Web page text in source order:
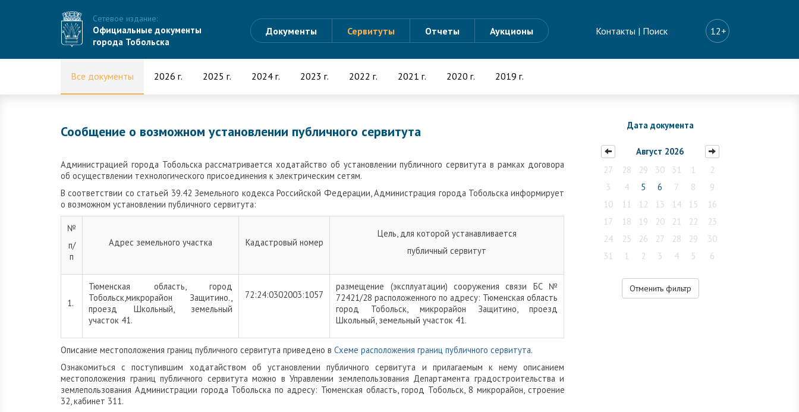
Сетевое издание:
Официальные документы
города Тобольска
Документы Сервитуты Отчеты Аукционы Контакты | Поиск 12+
Все документы 2026 г. 2025 г. 2024 г. 2023 г. 2022 г. 2021 г. 2020 г. 2019 г.
Сообщение о возможном установлении публичного сервитута
Администрацией города Тобольска рассматривается ходатайство об установлении публичного сервитута в рамках договора
об осуществлении технологического присоединения к электрическим сетям.
В соответствии со статьей 39.42 Земельного кодекса Российской Федерации, Администрация города Тобольска информирует
о возможном установлении публичного сервитута:
№
п/
п
Адрес земельного участка Кадастровый номер
Цель, для которой устанавливается
публичный сервитут
1.
Тюменская область, город
Тобольск,микрорайон Защитино.,
проезд Школьный, земельный
участок 41.
72:24:0302003:1057
размещение (эксплуатации) сооружения связи БС №
72421/28 расположенного по адресу: Тюменская область
город Тобольск, микрорайон Защитино, проезд
Школьный, земельный участок 41.
Описание местоположения границ публичного сервитута приведено в Схеме расположения границ публичного сервитута.
Ознакомиться с поступившим ходатайством об установлении публичного сервитута и прилагаемым к нему описанием
местоположения границ публичного сервитута можно в Управлении землепользования Департамента градостроительства и
землепользования Администрации города Тобольска по адресу: Тюменская область, город Тобольск, 8 микрорайон, строение
32, кабинет 311.
Дата документа
Август 2026
27
28 29 30 31 1
2
3
4 5 6 7 8
9
10
11 12 13 14 15
16
17
18 19 20 21 22
23
24
25 26 27 28 29
30
31
1 2 3 4 5 6
Отменить фильтр